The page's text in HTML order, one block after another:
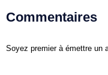
Commentaires
Soyez premier à émettre un